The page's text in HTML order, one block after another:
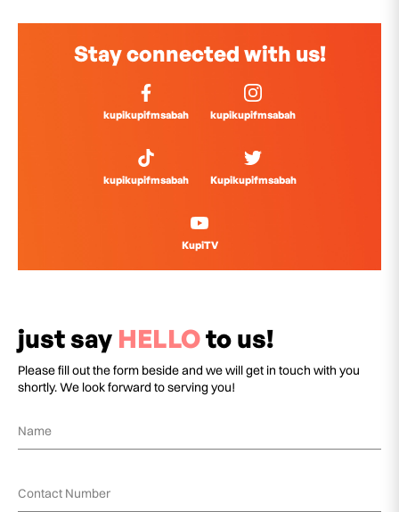
Stay connected with us!
kupikupifmsabah kupikupifmsabah
kupikupifmsabah Kupikupifmsabah
KupiTV
just say HELLOto us!
Please fill out the form beside and we will get in touch with you
shortly. We look forward to serving you!